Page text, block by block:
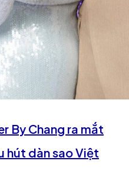
By Chang ra mắt
hút dàn sao Việt